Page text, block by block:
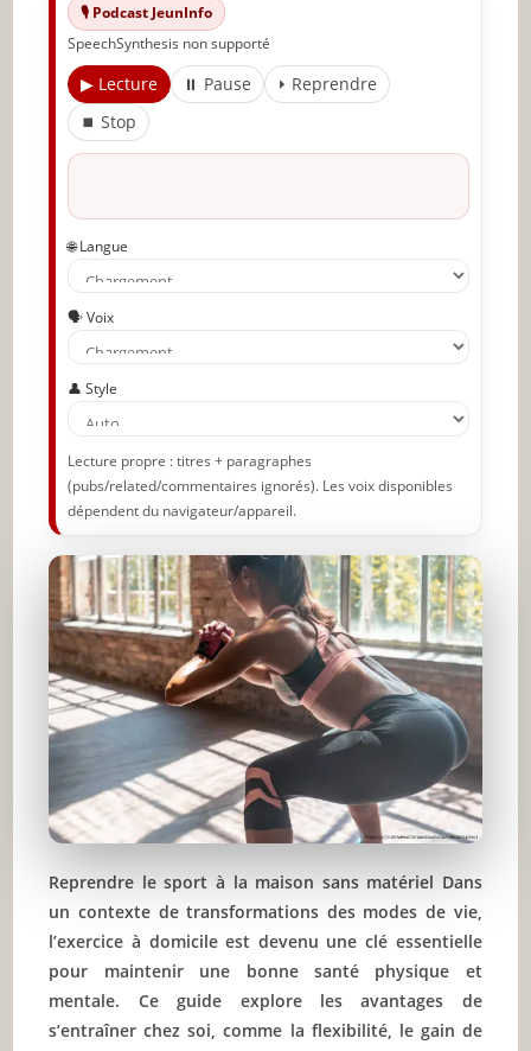
✨ Nouveau sur JeunInfo ?
Articles recommandés
Partager l'amour
🎙️ Podcast JeunInfo
SpeechSynthesis non supporté
▶ Lecture ⏸ Pause
⏵ Reprendre
⏹ Stop
🌐 Langue
🗣️ Voix
👤 Style
Lecture propre : titres + paragraphes
(pubs/related/commentaires ignorés). Les voix disponibles
dépendent du navigateur/appareil.
Reprendre le sport à la maison sans matériel Dans
un contexte de transformations des modes de vie,
l’exercice à domicile est devenu une clé essentielle
pour maintenir une bonne santé physique et
mentale. Ce guide explore les avantages de
s’entraîner chez soi, comme la flexibilité, le gain de